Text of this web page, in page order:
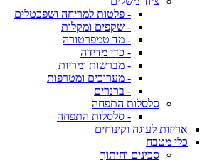
- פלטות למריחה ושפכטלים
- שקפים ומקלות
- מד טמפרטורה
- כדי מדידה
- מברשות ומריות
- מערוכים ומטרפות
- ברנרים
סלסלות התפחה
- סלסלות התפחה
אריזות לעוגה וקינוחים
כלי מטבח
סכינים וחיתוך